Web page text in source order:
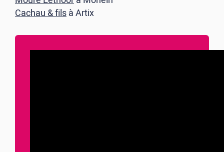
Cachau & filsà Artix